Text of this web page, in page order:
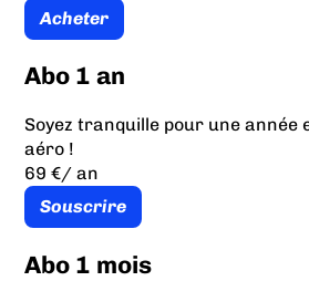
Acheter
Abo 1 an
Soyez tranquille pour une année
aéro !
69 €/ an
Souscrire
Abo 1 mois